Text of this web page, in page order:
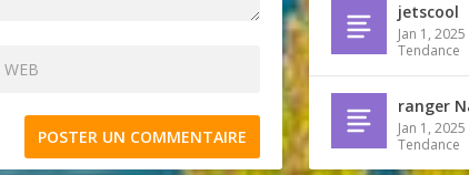
jetscool
Jan 1, 2025
Tendance
ranger
Jan 1, 2025
Tendance